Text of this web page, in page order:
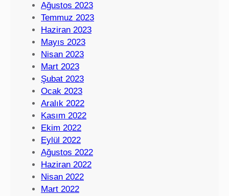
Ağustos 2023
Temmuz 2023
Haziran 2023
Mayıs 2023
Nisan 2023
Mart 2023
Şubat 2023
Ocak 2023
Aralık 2022
Kasım 2022
Ekim 2022
Eylül 2022
Ağustos 2022
Haziran 2022
Nisan 2022
Mart 2022